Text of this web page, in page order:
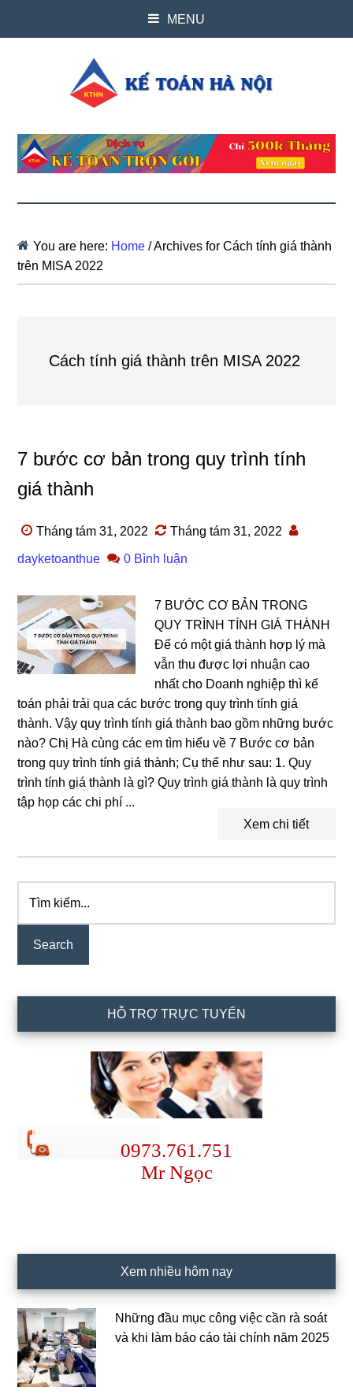
MENU
You are here: Home /Archives for Cách tính giá thành
trên MISA 2022
Cách tính giá thành trên MISA 2022
7 bước cơ bản trong quy trình tính
giá thành
Tháng tám 31, 2022 Tháng tám 31, 2022
dayketoanthue 0 Bình luận
7 BƯỚC CƠ BẢN TRONG
QUY TRÌNH TÍNH GIÁ THÀNH
Để có một giá thành hợp lý mà
vẫn thu được lợi nhuận cao
nhất cho Doanh nghiệp thì kế
toán phải trải qua các bước trong quy trình tính giá
thành. Vậy quy trình tính giá thành bao gồm những bước
nào? Chị Hà cùng các em tìm hiểu về 7 Bước cơ bản
trong quy trình tính giá thành; Cụ thể như sau: 1. Quy
trình tính giá thành là gì? Quy trình giá thành là quy trình
tập họp các chi phí ...
Xem chi tiết
Primary
Sidebar
kiếm...
HỖ TRỢ TRỰC TUYẾN
0973.761.751
Mr Ngọc
Xem nhiều hôm nay
Những đầu mục công việc cần rà soát
và khi làm báo cáo tài chính năm 2025